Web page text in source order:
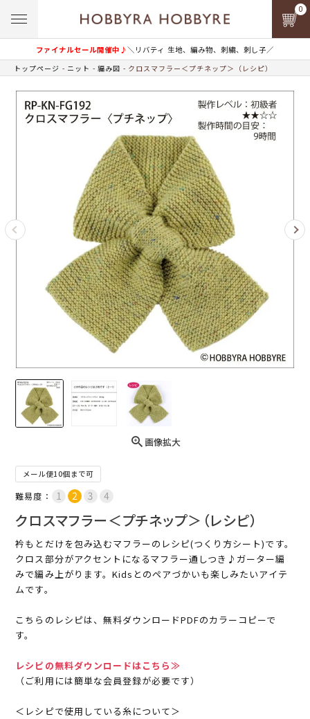
ファイナルセール開催中♪＼リバティ 生地、編み物、刺繍、刺し子／
0
トップページ ニット 編み図 クロスマフラー＜プチネップ＞（レシピ）
画像拡大
メール便10個まで可
難易度：
クロスマフラー＜プチネップ＞（レシピ）
衿もとだけを包み込むマフラーのレシピ(つくり方シート)です。
クロス部分がアクセントになるマフラー通しつき♪ガーター編
みで編み上がります。Kidsとのペアづかいも楽しみたいアイテ
ムです。
こちらのレシピは、無料ダウンロードPDFのカラーコピーで
す。
レシピの無料ダウンロードはこちら≫
（ご利用には簡単な会員登録が必要です）
＜レシピで使用している糸について＞